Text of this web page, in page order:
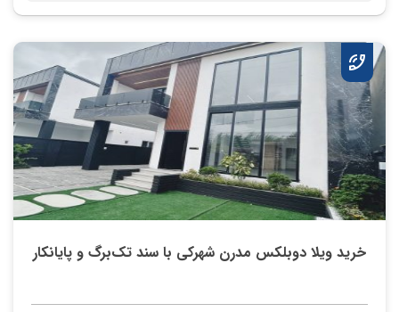
خريد ویلا دوبلکس مدرن شهرکی با سند تک‌برگ و پايانكار